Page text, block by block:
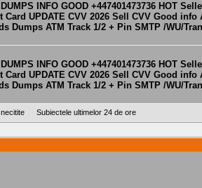
INFO GOOD +447401473736 HOT
Card UPDATE CVV 2026 Sell CVV Good info
Dumps ATM Track 1/2 + Pin SMTP /WU/
INFO GOOD +447401473736 HOT
Card UPDATE CVV 2026 Sell CVV Good info
Dumps ATM Track 1/2 + Pin SMTP /WU/
Subiectele ultimelor 24 de ore